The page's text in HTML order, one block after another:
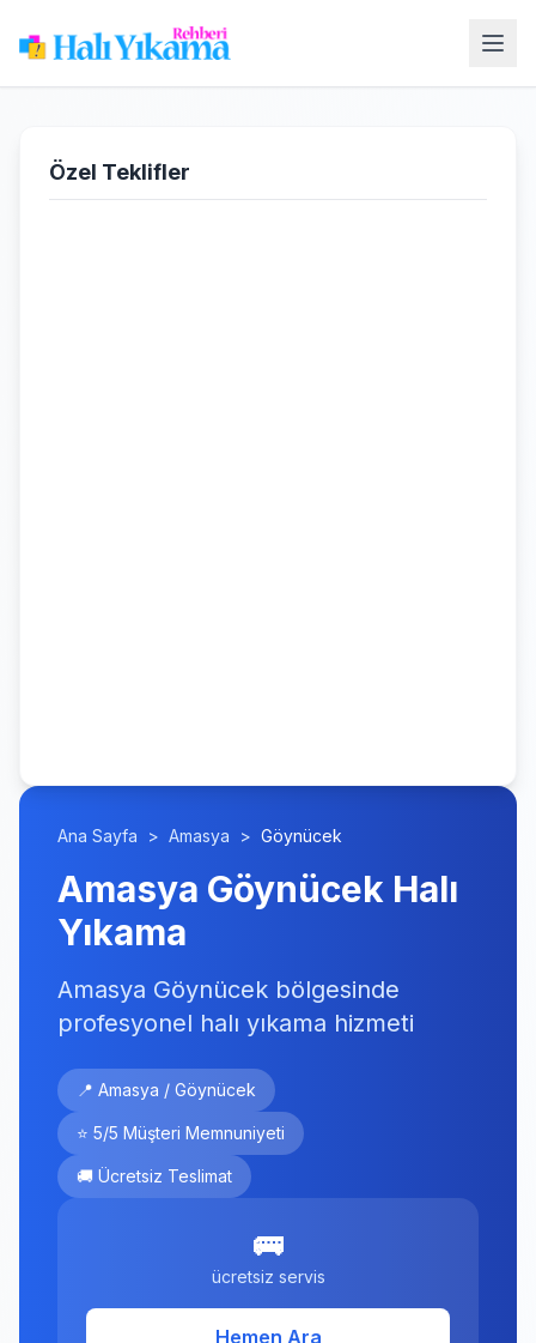
Özel Teklifler
Ana Sayfa > Amasya > Göynücek
Amasya Göynücek Halı
Yıkama
Amasya Göynücek bölgesinde
profesyonel halı yıkama hizmeti
📍 Amasya / Göynücek
⭐ 5/5 Müşteri Memnuniyeti
🚚 Ücretsiz Teslimat
🚌
ücretsiz servis
Hemen Ara